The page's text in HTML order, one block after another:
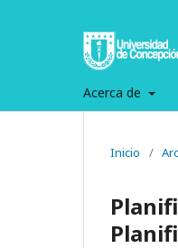
Acerca de
Inicio /